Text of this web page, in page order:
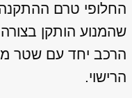
החלופי טרם
שהמנוע הותקן
הרכב יחד עם שטר
הרישוי.